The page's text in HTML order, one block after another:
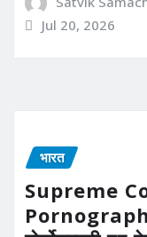
Jul 20, 2026
भारत
Supreme